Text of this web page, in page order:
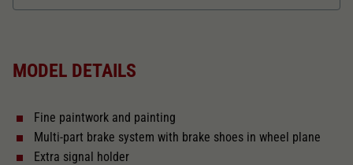
The model has a coupler pocket
2188
Replacement wheel set for AC
MODEL DETAILS
Fine paintwork and painting
Multi-part brake system with brake shoes in wheel plane
Extra signal holder
Webseiten-Betreiber dies eingestellt hat.